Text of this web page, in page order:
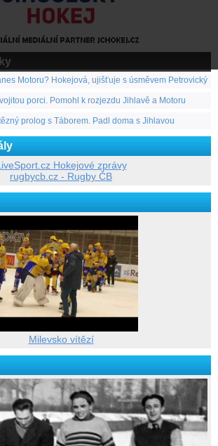
Motoru? Hokejová, ujišťuje s úsměvem Petrovický
porci. Pomohl k rozjezdu Jihlavě a Motoru
prolog s Táborem. Padl doma s Jihlavou
Hokejové zprávy
rugbycb.cz - Rugby ČB
Milevsko vítězí